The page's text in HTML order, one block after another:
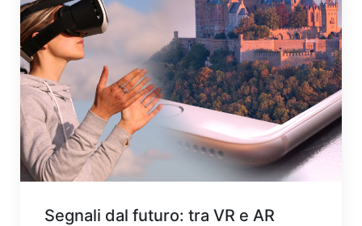
Segnali dal futuro: tra VR e AR